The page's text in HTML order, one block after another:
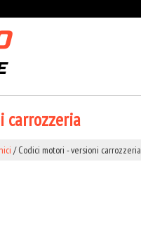
carrozzeria
/ Codici motori - versioni carrozzeria